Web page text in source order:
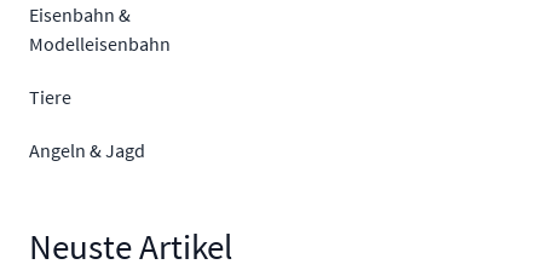
Eisenbahn &
Modelleisenbahn
Tiere
Angeln & Jagd
Neuste Artikel